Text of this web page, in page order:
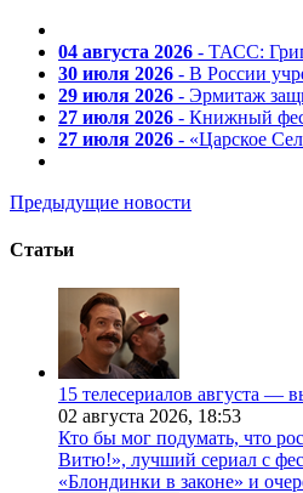
04 августа 2026 - ТАСС:
30 июля 2026 - В России
29 июля 2026 - Эрмитаж
27 июля 2026 - Книжный
27 июля 2026 - «Царское
Предыдущие новости
Статьи
15 телесериалов августа —
02 августа 2026, 18:53
Кто бы мог подумать, что
Витю!», лучший сериал с
«Блондинки в законе» и